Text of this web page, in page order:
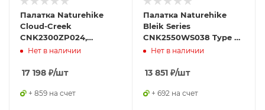
Палатка Naturehike
Cloud-Creek
CNK2300ZP024,
двухместная, Vinyl
Нет в наличии
17 198 ₽/шт
+ 859 на счет
Палатка Naturehike
Bleik Series
CNK2550WS038 Type B,
двухместная, зеленая
Нет в наличии
13 851 ₽/шт
+ 692 на счет